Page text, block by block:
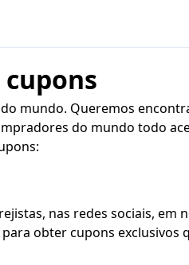
mundo. Queremos
do mundo todo
nas redes sociais,
obter cupons